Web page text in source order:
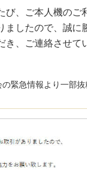
、ご本人機のご
ましたので、誠に
き、ご連絡させて
緊急情報より一部抜